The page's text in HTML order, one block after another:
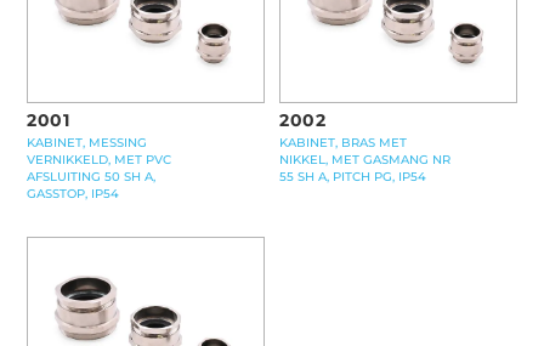
2001
KABINET, MESSING
VERNIKKELD, MET PVC
AFSLUITING 50 SH A,
GASSTOP, IP54
2002
KABINET, BRAS MET
NIKKEL, MET GASMANG NR
55 SH A, PITCH PG, IP54